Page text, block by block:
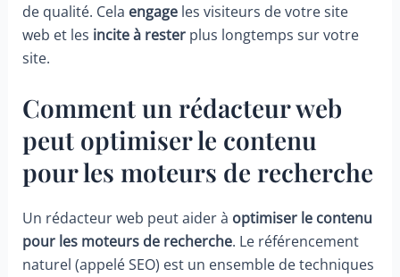
de qualité. Cela engageles visiteurs de votre site
web et les incite à resterplus longtemps sur votre
site.
Comment un rédacteur web
peut optimiser le contenu
pour les moteurs de recherche
Un rédacteur web peut aider à optimiser le contenu
pour les moteurs de recherche. Le référencement
naturel (appelé SEO) est un ensemble de techniques